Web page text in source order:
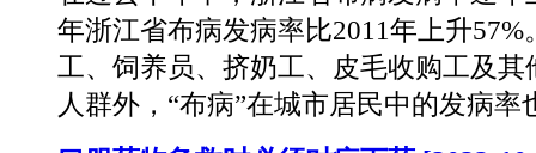
年浙江省布病发病率比2011年上升
工、饲养员、挤奶工、皮毛收购工及其
人群外，“布病”在城市居民中的发病率